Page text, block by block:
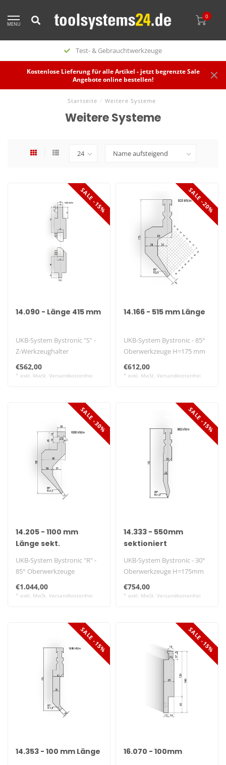
MENU
0
Test- & Gebrauchtwerkzeuge
Kostenlose Lieferung für alle Artikel - jetzt begrenzte Sale
Angebote online bestellen!
Startseite / Weitere Systeme
Weitere Systeme
SALE -15%
14.090 - Länge 415 mm
UKB-System Bystronic "S" -
Z-Werkzeughalter
-altes Modell-
€562,00
* exkl. MwSt. Versandkostenfrei
SALE -20%
14.166 - 515 mm Länge
UKB-System Bystronic - 85°
Oberwerkzeuge H=175 mm
€612,00
* exkl. MwSt. Versandkostenfrei
SALE -30%
14.205 - 1100 mm
Länge sekt.
UKB-System Bystronic "R" -
85° Oberwerkzeuge
H=155mm
€1.044,00
* exkl. MwSt. Versandkostenfrei
SALE -15%
14.333 - 550mm
sektioniert
UKB-System Bystronic - 30°
Oberwerkzeuge H=175mm
-altes Modell-..
€754,00
* exkl. MwSt. Versandkostenfrei
SALE -15%
14.353 - 100 mm Länge
SALE -15%
16.070 - 100mm